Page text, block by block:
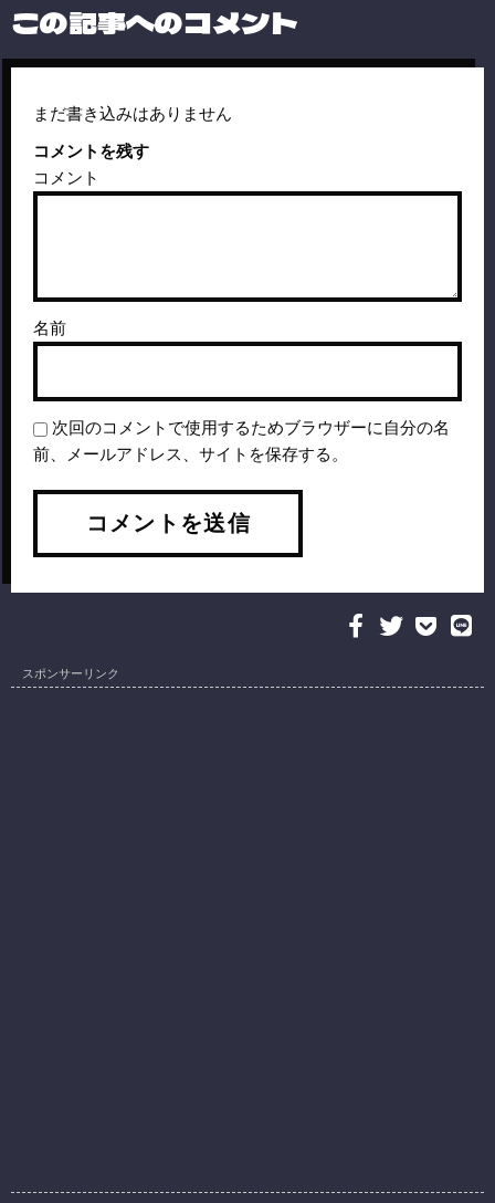
この記事へのコメント
まだ書き込みはありません
コメントを残す
コメント
名前
次回のコメントで使用するためブラウザーに自分の名
前、メールアドレス、サイトを保存する。